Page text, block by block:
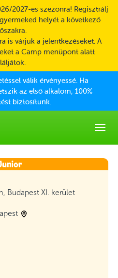
2027-es szezonra! Regisztrálj
helyét a következő
is várjuk a jelentkezéseket. A
a Camp menüpont alatt
válik érvényessé. Ha
az első alkalom, 100%
biztosítunk.
Budapest XI. kerület